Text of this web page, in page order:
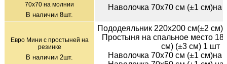
70х70 на молнии
В наличии 8шт.
Наволочка 70х70 см (±1
Евро Мини с простыней на
резинке
В наличии 2шт.
Пододеяльник 220х200 см(±2 см)
Простыня на спальное место
см) (±3 см) 1 шт
Наволочка 70х70 см (±1